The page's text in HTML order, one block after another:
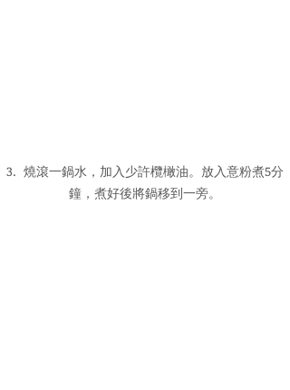
3.  燒滾一鍋水，加入少許欖橄油。放入意粉煮5分
鐘，煮好後將鍋移到一旁。